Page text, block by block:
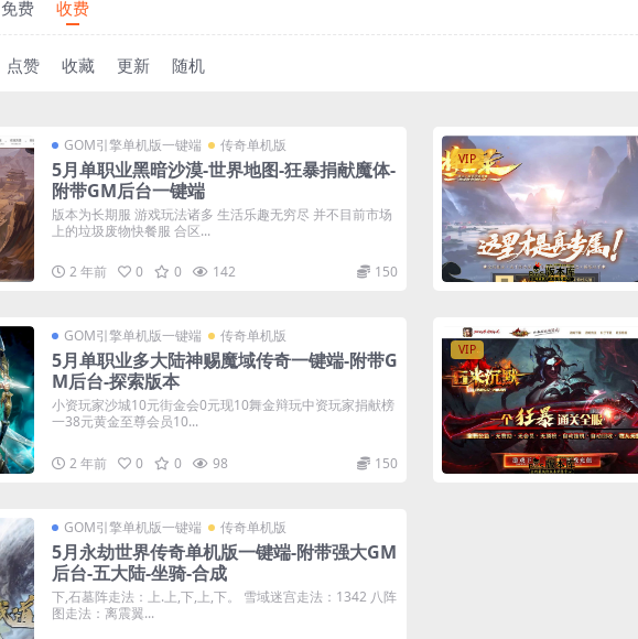
免费 收费
点赞 收藏 更新 随机
GOM引擎单机版一键端 传奇单机版
5月单职业黑暗沙漠-世界地图-狂暴捐献魔体-
附带GM后台一键端
版本为长期服 游戏玩法诸多 生活乐趣无穷尽 并不目前市场
上的垃圾废物快餐服 合区...
2 年前 0 0 142 150
VIP
GOM引擎单机版一键端 传奇单机版
5月单职业多大陆神赐魔域传奇一键端-附带G
M后台-探索版本
小资玩家沙城10元街金会0元现10舞金辩玩中资玩家捐献榜
一38元黄金至尊会员10...
2 年前 0 0 98 150
VIP
GOM引擎单机版一键端 传奇单机版
5月永劫世界传奇单机版一键端-附带强大GM
后台-五大陆-坐骑-合成
下,石墓阵走法：上.上,下,上,下。 雪域迷宫走法：1342 八阵
图走法：离震翼...